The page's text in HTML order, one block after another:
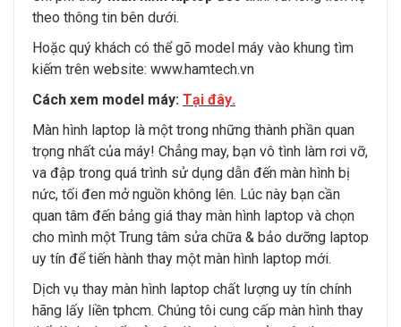
theo thông tin bên dưới.
Hoặc quý khách có thể gõ model máy vào khung tìm
kiếm trên website: www.hamtech.vn
Cách xem model máy: Tại đây.
Màn hình laptop là một trong những thành phần quan
trọng nhất của máy! Chẳng may, bạn vô tình làm rơi vỡ,
va đập trong quá trình sử dụng dẫn đến màn hình bị
nức, tối đen mở nguồn không lên. Lúc này bạn cần
quan tâm đến bảng giá thay màn hình laptop và chọn
cho mình một Trung tâm sửa chữa & bảo dưỡng laptop
uy tín để tiến hành thay một màn hình laptop mới.
Dịch vụ thay màn hình laptop chất lượng uy tín chính
hãng lấy liền tphcm. Chúng tôi cung cấp màn hình thay